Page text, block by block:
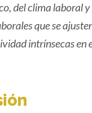
del clima laboral
que se
intrínsecas en